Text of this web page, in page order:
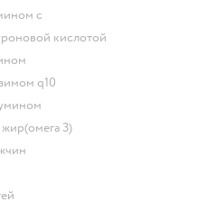
c
кислотой
q10
3)